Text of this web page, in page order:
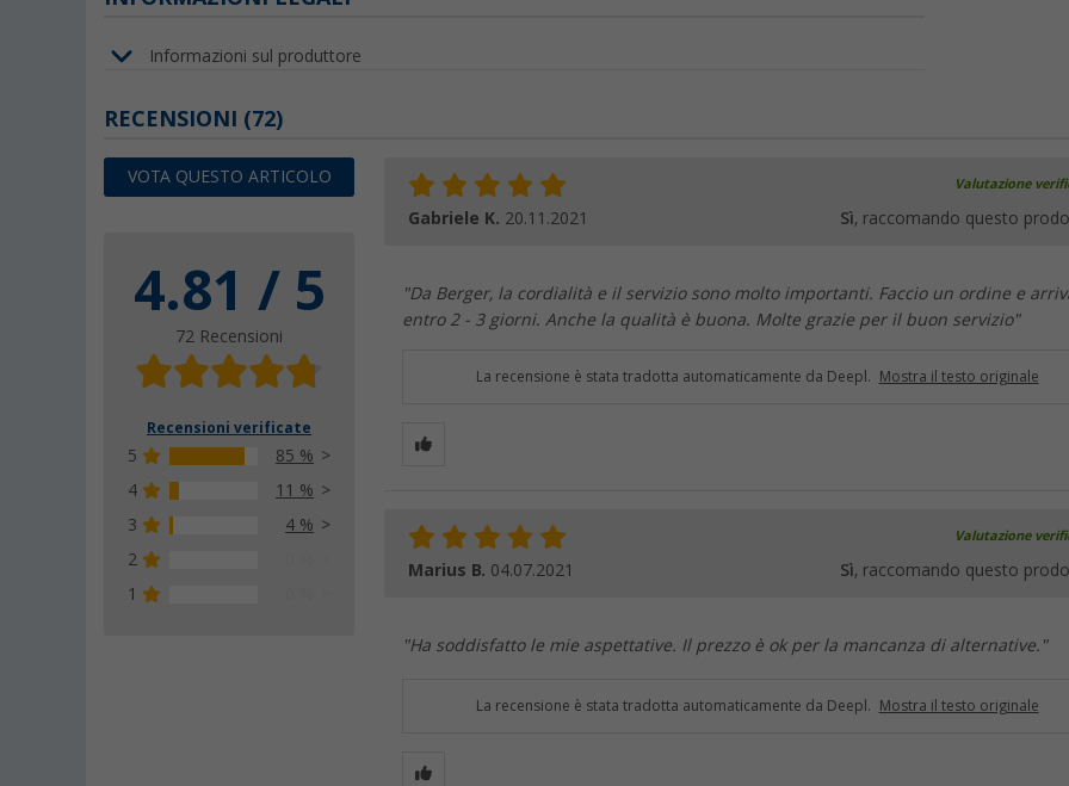
Informazioni sul produttore
RECENSIONI (72)
VOTA QUESTO ARTICOLO
4.81 / 5
72 Recensioni
Recensioni verificate
5
85 %
4
11 %
3
4 %
2
1
Valutazione
Gabriele K. 20.11.2021 Sì, raccomando questo
"Da Berger, la cordialità e il servizio sono molto importanti. Faccio un ordine e
entro 2 - 3 giorni. Anche la qualità è buona. Molte grazie per il buon servizio"
La recensione è stata tradotta automaticamente da Deepl. Mostra il testo originale
Valutazione
Marius B. 04.07.2021 Sì, raccomando questo
"Ha soddisfatto le mie aspettative. Il prezzo è ok per la mancanza di alternative."
La recensione è stata tradotta automaticamente da Deepl. Mostra il testo originale